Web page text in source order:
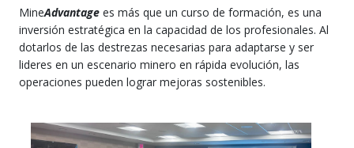
MineAdvantage es más que un curso de formación, es una
inversión estratégica en la capacidad de los profesionales. Al
dotarlos de las destrezas necesarias para adaptarse y ser
lideres en un escenario minero en rápida evolución, las
operaciones pueden lograr mejoras sostenibles.